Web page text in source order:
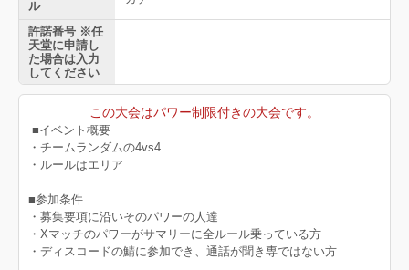
ル
許諾番号 ※任
天堂に申請し
た場合は入力
してください
この大会はパワー制限付きの大会です。
■イベント概要
・チームランダムの4vs4
・ルールはエリア
■参加条件
・募集要項に沿いそのパワーの人達
・Xマッチのパワーがサマリーに全ルール乗っている方
・ディスコードの鯖に参加でき、通話が聞き専ではない方